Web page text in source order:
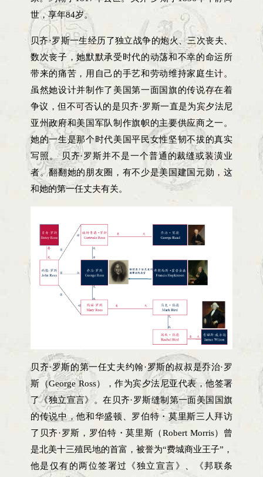
世，享年84岁。
贝齐·罗斯一生经历了独立战争的炮火、三次丧夫、
数次丧子，她默默承受时代的动荡和不幸的命运所
带来的痛苦，用自己的手艺和劳动维持家庭生计。
虽然她设计并制作了美国第一面国旗的传说存在着
争议，但不可否认的是贝齐·罗斯一直是为宾夕法尼
亚州政府和美国军队制作旗帜的主要供应商之一。
她的一生是那个时代美国平民女性坚韧不拔的真实
写照。 贝齐·罗斯并不是一个普通的裁缝或装潢业
者。翻翻她的朋友圈，有不少是美国建国元勋，这
和她的第一任丈夫有关。
贝齐·罗斯的第一任丈夫约翰·罗斯的叔叔是乔治·罗
斯（George Ross），作为宾夕法尼亚代表，他签署
了《独立宣言》。在贝齐·罗斯缝制第一面美国国旗
的传说中，他和华盛顿、罗伯特・莫里斯三人拜访
了贝齐·罗斯，罗伯特・莫里斯（Robert Morris）曾
是北美十三殖民地的首富，被誉为“费城商业王子”，
他是仅有的两位签署过《独立宣言》、《邦联条